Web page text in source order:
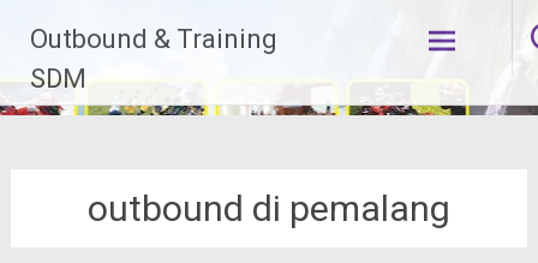
konten
Outbound & Training
SDM
outbound di pemalang